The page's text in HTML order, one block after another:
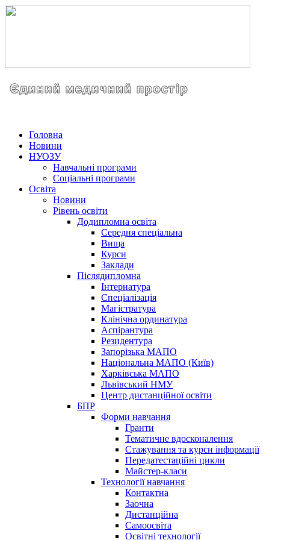
Головна
Новини
НУОЗУ
Навчальні програми
Соціальні програми
Освіта
Новини
Рівень освіти
Додипломна освіта
Середня спеціальна
Вища
Курси
Заклади
Післядипломна
Інтернатура
Спеціалізація
Магістратура
Клінічна ординатура
Аспірантура
Резидентура
Запорізька МАПО
Національна МАПО (Київ)
Харківська МАПО
Львівський НМУ
Центр дистанційної освіти
БПР
Форми навчання
Гранти
Тематичне вдосконалення
Стажування та курси інформації
Передатестаційні цикли
Майстер-класи
Технології навчання
Контактна
Заочна
Дистанційна
Самоосвіта
Освітні технології